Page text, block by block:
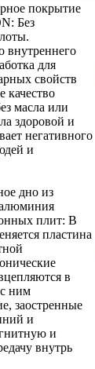
покрытие
Без
внутреннего
для
свойств
качество
масла или
здоровой и
негативного
и
дно из
плит: В
пластина
в
ним
заостренные
и
и
внутрь